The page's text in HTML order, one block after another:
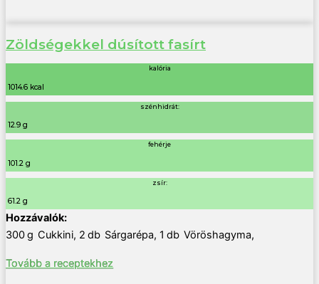
Zöldségekkel dúsított fasírt
kalória
1014.6 kcal
szénhidrát:
12.9 g
fehérje
101.2 g
zsír:
61.2 g
300g Cukkini, 2 db Sárgarépa, 1 db Vöröshagyma,
Tovább a receptekhez